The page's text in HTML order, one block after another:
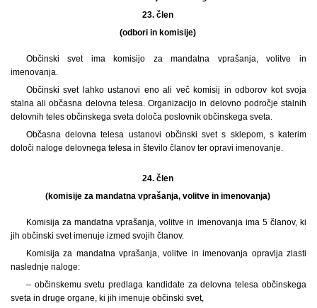
23. člen
(odbori in komisije)
Občinski svet ima komisijo za mandatna vprašanja, volitve in
imenovanja.
Občinski svet lahko ustanovi eno ali več komisij in odborov kot svoja
stalna ali občasna delovna telesa. Organizacijo in delovno področje stalnih
delovnih teles občinskega sveta določa poslovnik občinskega sveta.
Občasna delovna telesa ustanovi občinski svet s sklepom, s katerim
določi naloge delovnega telesa in število članov ter opravi imenovanje.
24. člen
(komisije za mandatna vprašanja, volitve in imenovanja)
Komisija za mandatna vprašanja, volitve in imenovanja ima 5 članov, ki
jih občinski svet imenuje izmed svojih članov.
Komisija za mandatna vprašanja, volitve in imenovanja opravlja zlasti
naslednje naloge:
– občinskemu svetu predlaga kandidate za delovna telesa občinskega
sveta in druge organe, ki jih imenuje občinski svet,